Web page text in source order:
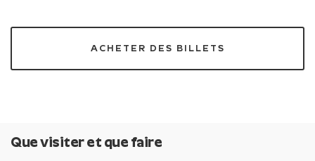
ACHETER DES BILLETS
Que visiter et que faire